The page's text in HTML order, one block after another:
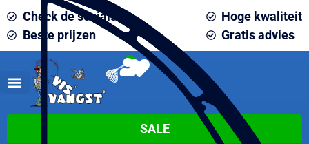
Check de socials
Beste prijzen
Hoge kwaliteit
Gratis advies
0
SALE